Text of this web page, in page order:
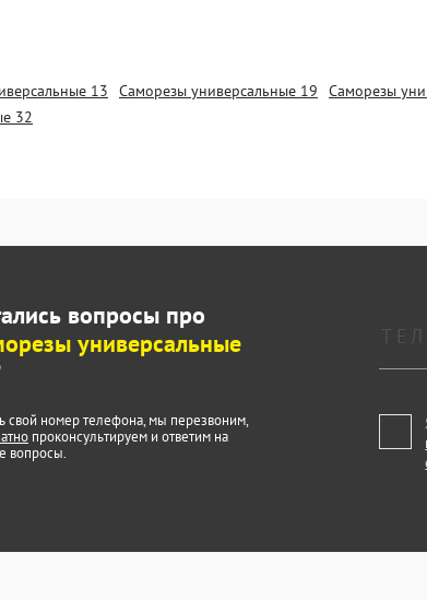
13 Саморезы универсальные 19 Саморезы
32
вопросы про
универсальные
свой номер телефона, мы перезвоним,
проконсультируем и ответим на
вопросы.